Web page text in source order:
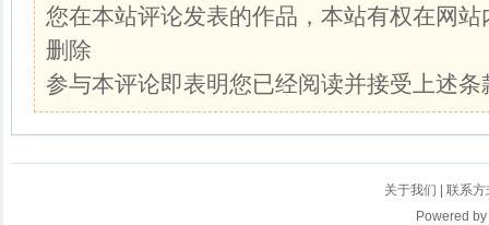
您在本站评论发表的作品，本站有权在网
删除
参与本评论即表明您已经阅读并接受上述条
关于我们 | 联系方
Powered by